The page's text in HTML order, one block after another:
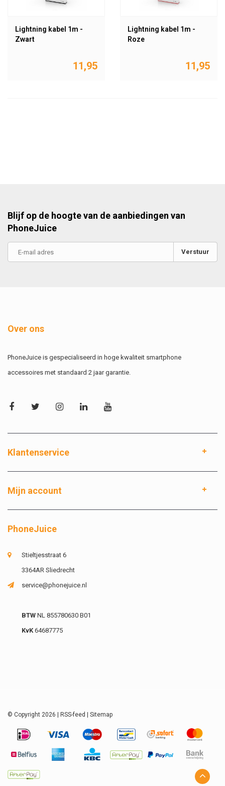
Lightning kabel 1m -
Zwart
11,95
Lightning kabel 1m -
Roze
11,95
Blijf op de hoogte van de aanbiedingen van
PhoneJuice
Verstuur
Over ons
PhoneJuice is gespecialiseerd in hoge kwaliteit smartphone
accessoires met standaard 2 jaar garantie.
Klantenservice
Mijn account
PhoneJuice
Stieltjesstraat 6
3364AR Sliedrecht
service@phonejuice.nl
BTW NL 855780630 B01
KvK64687775
© Copyright 2026 | RSS-feed Sitemap